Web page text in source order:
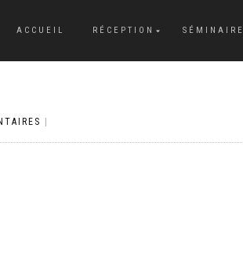
ACCUEIL RÉCEPTION SÉMINAIRE